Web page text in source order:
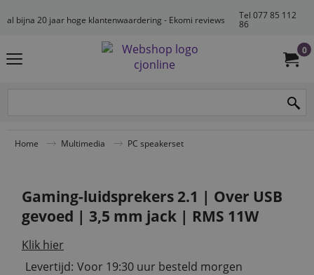
al bijna 20 jaar hoge klantenwaardering - Ekomi reviews
Tel 077 85 112
86
0
Home Multimedia PC speakerset
Gaming-luidsprekers 2.1 | Over USB
gevoed | 3,5 mm jack | RMS 11W
Klik hier
Levertijd: Voor 19:30 uur besteld morgen